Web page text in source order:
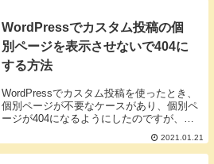
WordPressでカスタム投稿の個
別ページを表示させないで404に
する方法
WordPressでカスタム投稿を使ったとき、
個別ページが不要なケースがあり、個別ペ
ージが404になるようにしたのですが、ハ
マったのでメモ。カスタム投稿定義
function.phpに記載するか、別ファイルに
してget_template_pa...
2021.01.21